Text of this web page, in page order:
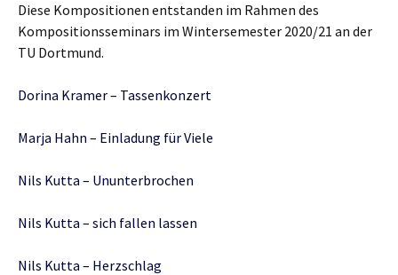
Diese Kompositionen entstanden im Rahmen des
Kompositionsseminars im Wintersemester 2020/21 an der
TU Dortmund.
Dorina Kramer – Tassenkonzert
Marja Hahn – Einladung für Viele
Nils Kutta – Ununterbrochen
Nils Kutta – sich fallen lassen
Nils Kutta – Herzschlag